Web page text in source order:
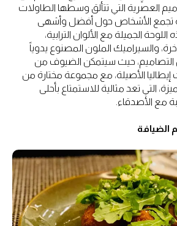
العصرية التي تتألق وسطها الطاولات
تجمع الأشخاص حول أفضل وأشهى
الجميلة مع الألوان الترابية،
والسيراميك الملون المصنوع يدوياً
التصاميم، حيث سيتمكن الضيوف من
إيطاليا الأصيلة، مع مجموعة مختارة من
التي تعد مثالية للاستمتاع بأحلى
مع الأصدقاء.
الضيافة